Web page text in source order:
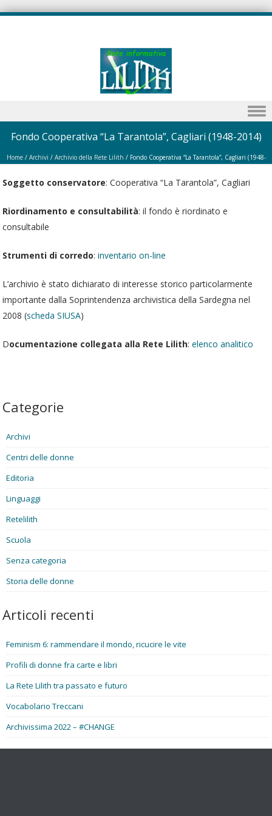
Fondo Cooperativa “La Tarantola”, Cagliari (1948-2014)
Home /Archivi /Archivio della Rete Lilith / Fondo Cooperativa “La Tarantola”, Cagliari (1948-
Soggetto conservatore: Cooperativa “La Tarantola”, Cagliari
Riordinamento e consultabilità: il fondo è riordinato e
consultabile
Strumenti di corredo: inventario on-line
L’archivio è stato dichiarato di interesse storico particolarmente
importante dalla Soprintendenza archivistica della Sardegna nel
2008 (scheda SIUSA)
Documentazione collegata alla Rete Lilith: elenco analitico
Categorie
Archivi
Centri delle donne
Editoria
Linguaggi
Retelilith
Scuola
Senza categoria
Storia delle donne
Articoli recenti
Feminism 6: rammendare il mondo, ricucire le vite
Profili di donne fra carte e libri
La Rete Lilith tra passato e futuro
Vocabolario Treccani
Archivissima 2022 – #CHANGE